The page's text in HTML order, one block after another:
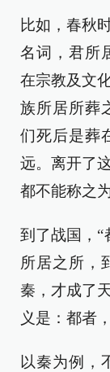
比如，春秋
名词，君所
在宗教及文
族所居所葬
们死后是葬
远。离开了
都不能称之为
到了战国，“
所居之所，
秦，才成了
义是：都者
以秦为例，